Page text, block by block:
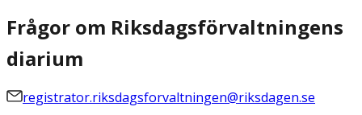
Frågor om Riksdagsförvaltningens
diarium
registrator.riksdagsforvaltningen@riksdagen.se